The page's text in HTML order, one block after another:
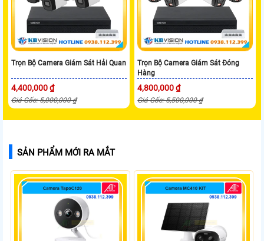
Trọn Bộ Camera Giám Sát Hải Quan
4,400,000 ₫
Giá Gốc: 5,000,000 ₫
Trọn Bộ Camera Giám Sát Đóng
Hàng
4,800,000 ₫
Giá Gốc: 5,500,000 ₫
SẢN PHẨM MỚI RA MẮT